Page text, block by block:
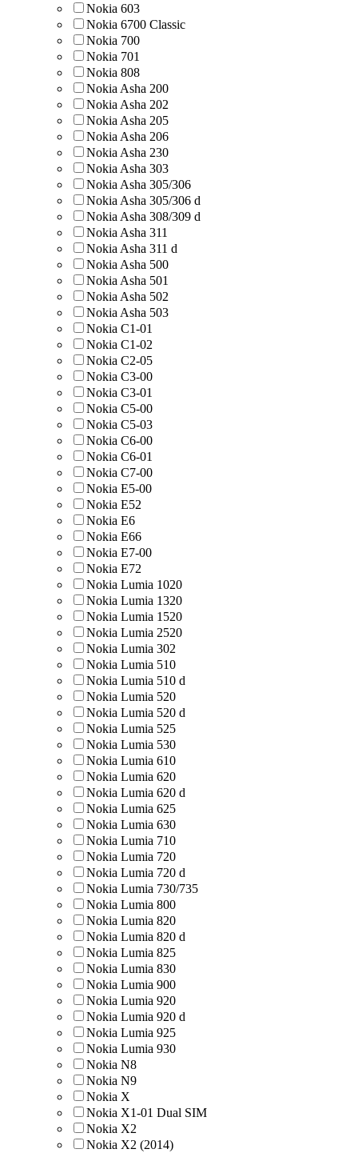
Nokia 603
Nokia 6700 Classic
Nokia 700
Nokia 701
Nokia 808
Nokia Asha 200
Nokia Asha 202
Nokia Asha 205
Nokia Asha 206
Nokia Asha 230
Nokia Asha 303
Nokia Asha 305/306
Nokia Asha 305/306 d
Nokia Asha 308/309 d
Nokia Asha 311
Nokia Asha 311 d
Nokia Asha 500
Nokia Asha 501
Nokia Asha 502
Nokia Asha 503
Nokia C1-01
Nokia C1-02
Nokia C2-05
Nokia C3-00
Nokia C3-01
Nokia C5-00
Nokia C5-03
Nokia C6-00
Nokia C6-01
Nokia C7-00
Nokia E5-00
Nokia E52
Nokia E6
Nokia E66
Nokia E7-00
Nokia E72
Nokia Lumia 1020
Nokia Lumia 1320
Nokia Lumia 1520
Nokia Lumia 2520
Nokia Lumia 302
Nokia Lumia 510
Nokia Lumia 510 d
Nokia Lumia 520
Nokia Lumia 520 d
Nokia Lumia 525
Nokia Lumia 530
Nokia Lumia 610
Nokia Lumia 620
Nokia Lumia 620 d
Nokia Lumia 625
Nokia Lumia 630
Nokia Lumia 710
Nokia Lumia 720
Nokia Lumia 720 d
Nokia Lumia 730/735
Nokia Lumia 800
Nokia Lumia 820
Nokia Lumia 820 d
Nokia Lumia 825
Nokia Lumia 830
Nokia Lumia 900
Nokia Lumia 920
Nokia Lumia 920 d
Nokia Lumia 925
Nokia Lumia 930
Nokia N8
Nokia N9
Nokia X
Nokia X1-01 Dual SIM
Nokia X2
Nokia X2 (2014)